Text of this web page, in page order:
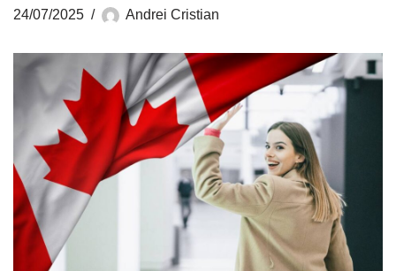
24/07/2025 Andrei Cristian